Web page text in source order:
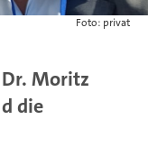
Foto: privat
Moritz
die